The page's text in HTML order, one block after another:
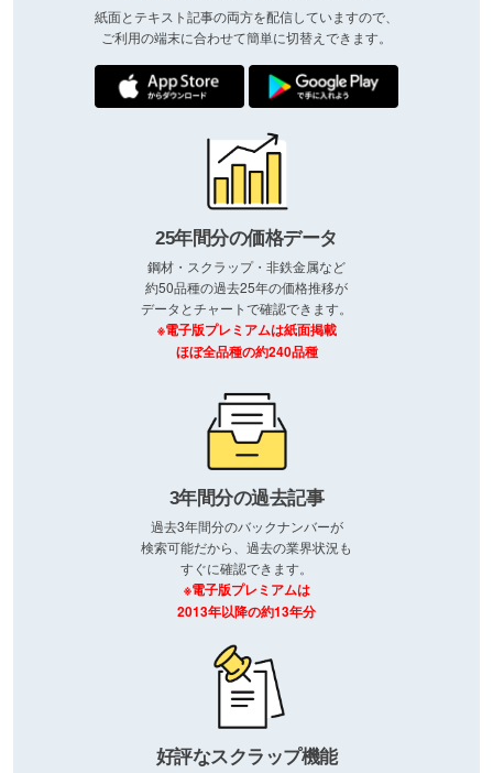
紙面とテキスト記事の両方を配信していますので、
ご利用の端末に合わせて簡単に切替えできます。
25年間分の価格データ
鋼材・スクラップ・非鉄金属など
約50品種の過去25年の価格推移が
データとチャートで確認できます。
※電子版プレミアムは紙面掲載
ほぼ全品種の約240品種
3年間分の過去記事
過去3年間分のバックナンバーが
検索可能だから、過去の業界状況も
すぐに確認できます。
※電子版プレミアムは
2013年以降の約13年分
好評なスクラップ機能